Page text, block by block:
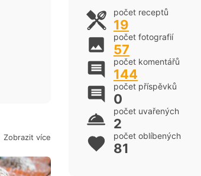
Zobrazit více
počet receptů
19
počet fotografií
57
počet komentářů
144
počet příspěvků
0
počet uvařených
2
počet oblíbených
81